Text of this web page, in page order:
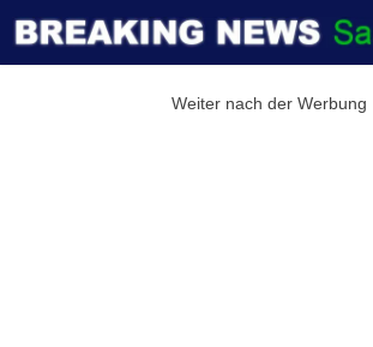
Weiter nach der Werbung